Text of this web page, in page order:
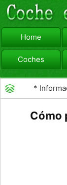
Home
Coches
viajar
*
Cómo